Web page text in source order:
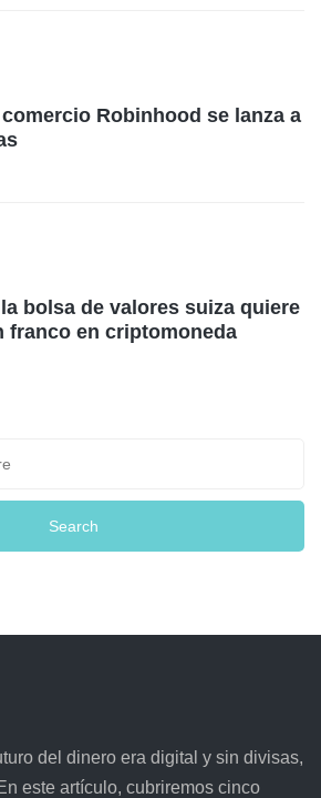
Robinhood se lanza a
bolsa de valores suiza quiere
franco en criptomoneda
del dinero era digital y sin divisas,
este artículo, cubriremos cinco